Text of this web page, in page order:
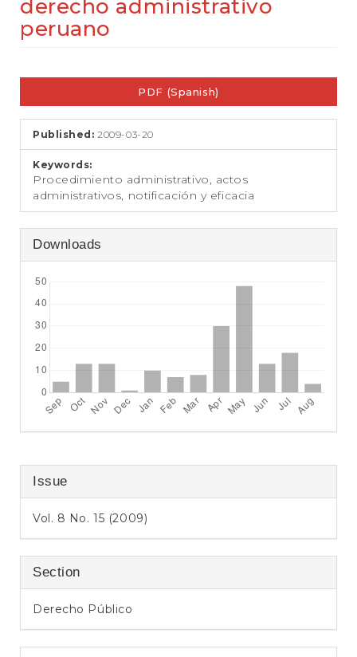
n
t
d
derecho administrativo
peruano
Article
Sidebar
PDF (Spanish)
Published:2009-03-20
Keywords:
Procedimiento administrativo, actos
administrativos, notificación y eficacia
Downloads
Issue
Vol. 8 No. 15 (2009)
Section
Derecho Público